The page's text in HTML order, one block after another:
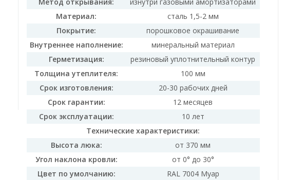
Материал:
сталь 1,5-2 мм
Покрытие:
порошковое окрашивание
Внутреннее наполнение:
минеральный материал
Герметизация:
резиновый уплотнительный контур
Толщина утеплителя:
100 мм
Срок изготовления:
20-30 рабочих дней
Срок гарантии:
12 месяцев
Срок эксплуатации:
10 лет
Технические характеристики:
Высота люка:
от 370 мм
Угол наклона кровли:
от 0° до 30°
Цвет по умолчанию:
RAL 7004 Муар